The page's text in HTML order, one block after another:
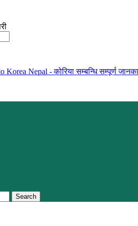
Korea Nepal - कोरिया सम्बन्धि सम्पूर्ण